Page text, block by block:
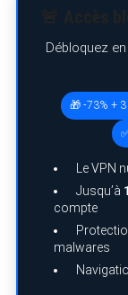
Débloquez
🎁 -73% +
Le VPN
Jusqu’à
compte
malwares